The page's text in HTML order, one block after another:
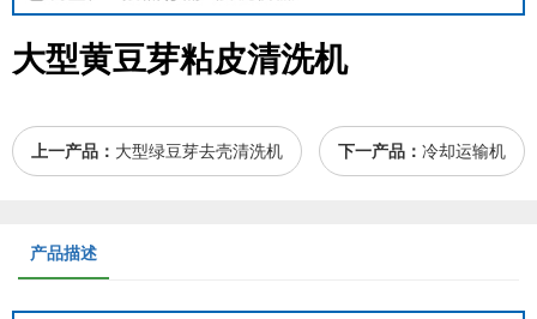
大型黄豆芽粘皮清洗机
上一产品： 大型绿豆芽去壳清洗机 下一产品： 冷却运输机
产品描述